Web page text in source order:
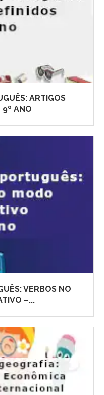
ARTIGOS
9º ANO
VERBOS NO
–...